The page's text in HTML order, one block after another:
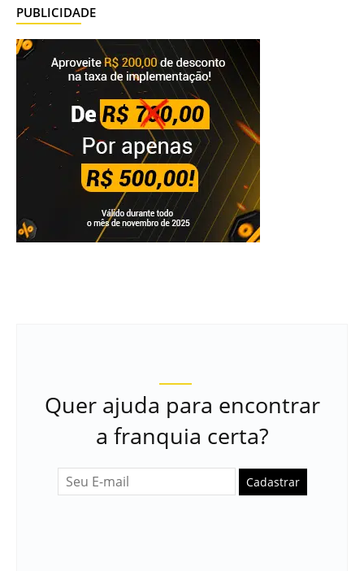
PUBLICIDADE
Quer ajuda para encontrar
a franquia certa?
Cadastrar